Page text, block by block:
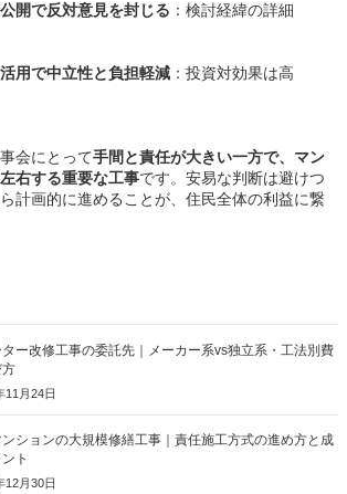
開で反対意見を封じる ：検討経緯の詳細
用で中立性と負担軽減 ：投資対効果は高
会にとって手間と責任が大きい一方で、マン
右する重要な工事です。安易な判断は避けつ
計画的に進めることが、住民全体の利益に繋
ー改修工事の委託先｜メーカー系vs独立系・工法別費
方
11月24日
ションの大規模修繕工事｜責任施工方式の進め方と成
ト
12月30日